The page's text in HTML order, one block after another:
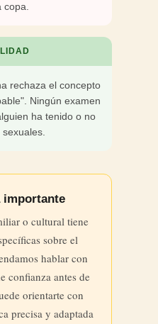
copa.
rechaza el concepto
Ningún examen
ha tenido o no
sexuales.
importante
o cultural tiene
sobre el
hablar con
confianza antes de
orientarte con
precisa y adaptada